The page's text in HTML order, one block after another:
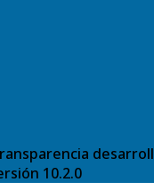
10.2.0